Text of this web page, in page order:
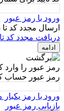
ورود با رمز عبور
ارسال مجدد کد تا
دریافت مجدد کد
ادامه
رمز عبور را وارد
رمز عبور حساب
ورود با رمز
بازیابی رمز عبور